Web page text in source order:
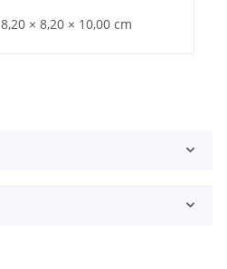
8,20 × 8,20 × 10,00 cm